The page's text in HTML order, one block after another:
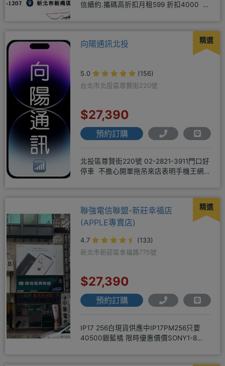
信續約.攜碼高折扣月租599 折扣4000 月
精選
向陽通訊北投
5.0
(156)
台北市北投區尊賢街220號
$27,390
預約訂購
北投區尊賢街220號 02-2821-3911門口好
停車 不擔心開單拖吊來店表明手機王網
精選
聯強電信聯盟-新莊幸福店
(APPLE專賣店)
4.7
(133)
新北市新莊區幸福路775號
$27,390
預約訂購
IP17 256白現貨供應中IP17PM256只要
40500銀藍橘 限時優惠價價SONY1-8